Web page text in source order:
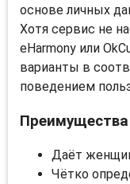
основе личных
Хотя сервис не
eHarmony или
варианты в
поведением
Преимущества
Даёт
Чётко